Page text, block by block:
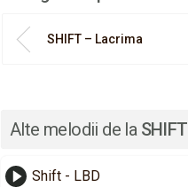
SHIFT – Lacrima
Alte melodii de la SHIFT
Shift - LBD